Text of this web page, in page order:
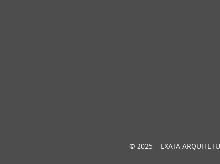
© 2025 EXATA